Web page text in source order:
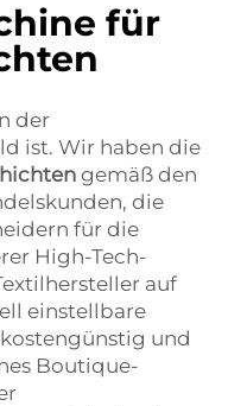
für
der
ist. Wir haben die
gemäß den
die
für die
High-Tech-
auf
einstellbare
und
Boutique-